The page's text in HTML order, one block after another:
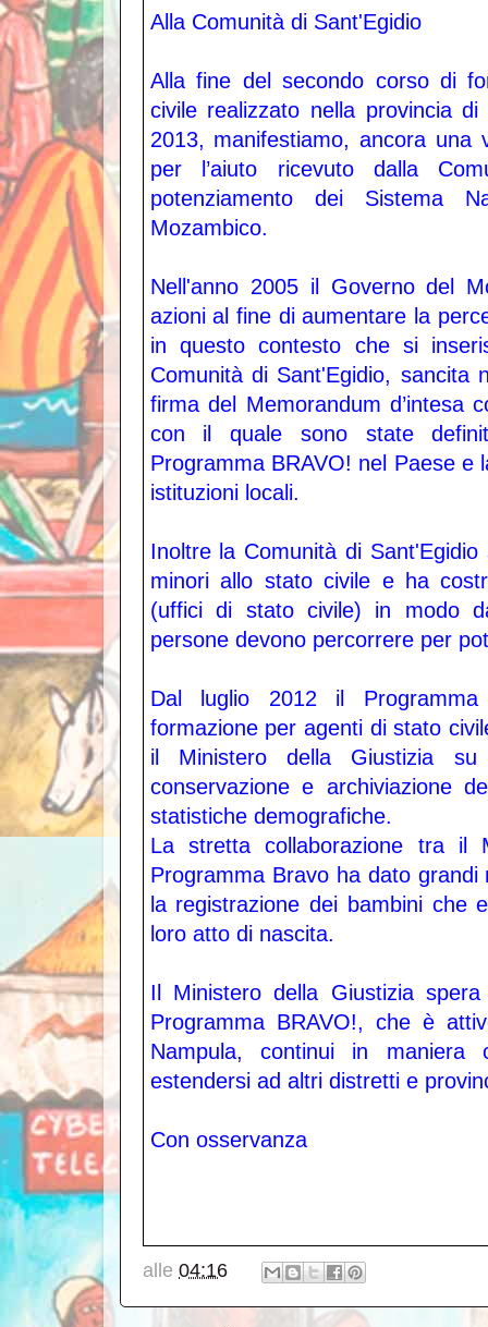
Alla Comunità di Sant'Egidio
Alla fine del secondo corso di
civile realizzato nella provincia
2013, manifestiamo, ancora una
per l’aiuto ricevuto dalla
potenziamento dei Sistema
Mozambico.
Nell'anno 2005 il Governo del
azioni al fine di aumentare la
in questo contesto che si
Comunità di Sant'Egidio, sancita
firma del Memorandum d’intesa
con il quale sono state
Programma BRAVO! nel Paese e
istituzioni locali.
Inoltre la Comunità di
minori allo stato civile e ha
(uffici di stato civile) in modo
persone devono percorrere per
Dal luglio 2012 il
formazione per agenti di stato
il Ministero della Giustizia su
conservazione e archiviazione
statistiche demografiche.
La stretta collaborazione tra il
Programma Bravo ha dato
la registrazione dei bambini che
loro atto di nascita.
Il Ministero della Giustizia
Programma BRAVO!, che è
Nampula, continui in
estendersi ad altri distretti e
Con osservanza
alle 04:16